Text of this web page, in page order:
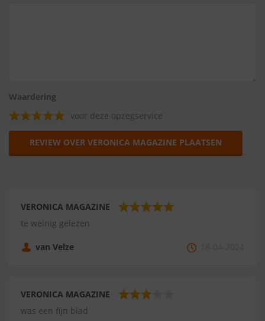
Waardering
voor deze opzegservice
REVIEW OVER VERONICA MAGAZINE PLAATSEN
VERONICA MAGAZINE
te weinig gelezen
van Velze
VERONICA MAGAZINE
was een fijn blad